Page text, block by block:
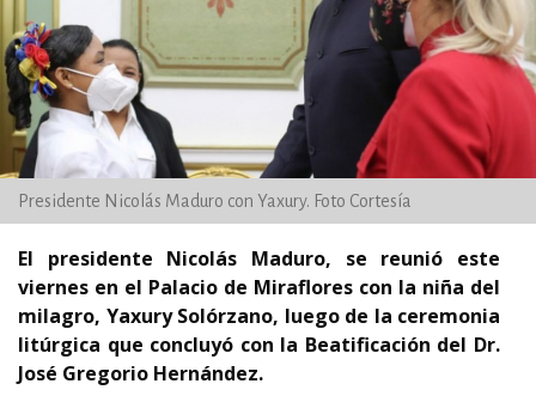
Presidente Nicolás Maduro con Yaxury. Foto Cortesía
El presidente Nicolás Maduro, se reunió este
viernes en el Palacio de Miraflores con la niña del
milagro, Yaxury Solórzano, luego de la ceremonia
litúrgica que concluyó con la Beatificación del Dr.
José Gregorio Hernández.